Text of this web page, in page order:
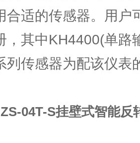
合适的传感器。用户
，其中KH4400(单路
列传感器为配该仪表
04T-S挂壁式智能反